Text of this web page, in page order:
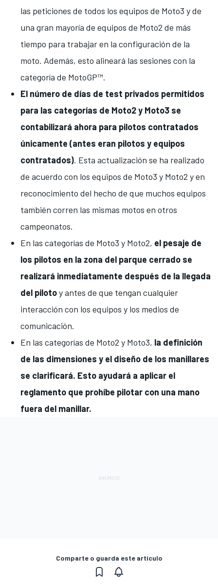
las peticiones de todos los equipos de Moto3 y de
una gran mayoría de equipos de Moto2 de más
tiempo para trabajar en la configuración de la
moto. Además, esto alineará las sesiones con la
categoría de MotoGP™.
El número de días de test privados permitidos
para las categorías de Moto2 y Moto3 se
contabilizará ahora para pilotos contratados
únicamente (antes eran pilotos y equipos
contratados). Esta actualización se ha realizado
de acuerdo con los equipos de Moto3 y Moto2 y en
reconocimiento del hecho de que muchos equipos
también corren las mismas motos en otros
campeonatos.
En las categorías de Moto3 y Moto2, el pesaje de
los pilotos en la zona del parque cerrado se
realizará inmediatamente después de la llegada
del pilotoy antes de que tengan cualquier
interacción con los equipos y los medios de
comunicación.
En las categorías de Moto2 y Moto3, la definición
de las dimensiones y el diseño de los manillares
se clarificará. Esto ayudará a aplicar el
reglamento que prohíbe pilotar con una mano
fuera del manillar.
Comparte o guarda este artículo